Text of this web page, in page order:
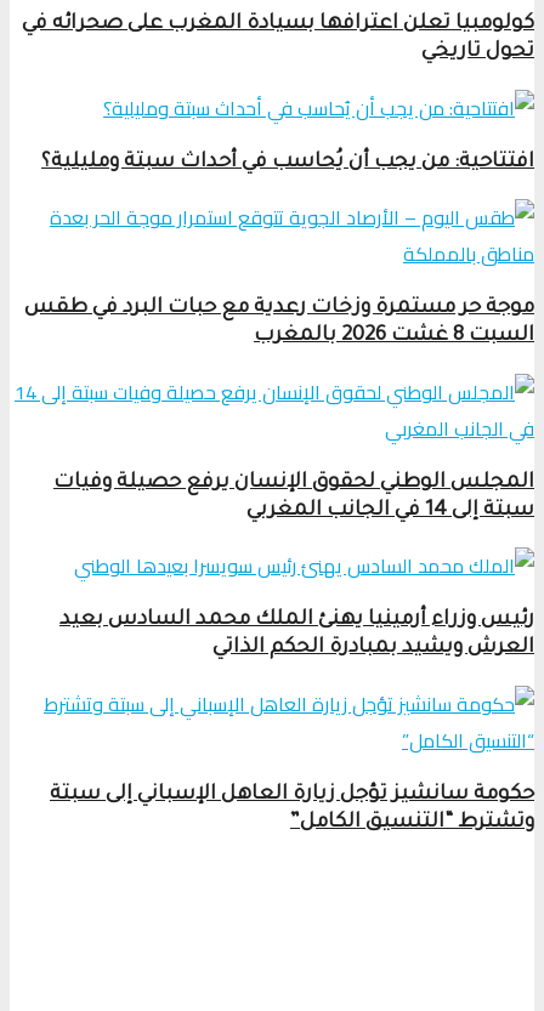
كولومبيا تعلن اعترافها بسيادة المغرب على صحرائه في
تحول تاريخي
افتتاحية: من يجب أن يُحاسب في أحداث سبتة ومليلية؟
موجة حر مستمرة وزخات رعدية مع حبات البرد في طقس
السبت 8 غشت 2026 بالمغرب
المجلس الوطني لحقوق الإنسان يرفع حصيلة وفيات
سبتة إلى 14 في الجانب المغربي
رئيس وزراء أرمينيا يهنئ الملك محمد السادس بعيد
العرش ويشيد بمبادرة الحكم الذاتي
حكومة سانشيز تؤجل زيارة العاهل الإسباني إلى سبتة
وتشترط “التنسيق الكامل”